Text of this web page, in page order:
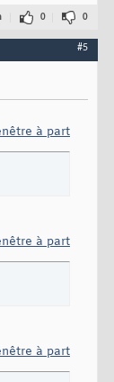
0 0
#5
à part
à part
à part